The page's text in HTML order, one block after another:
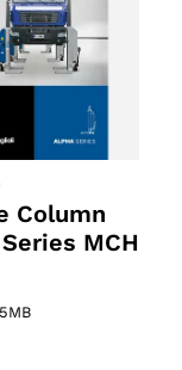
Column
MCH